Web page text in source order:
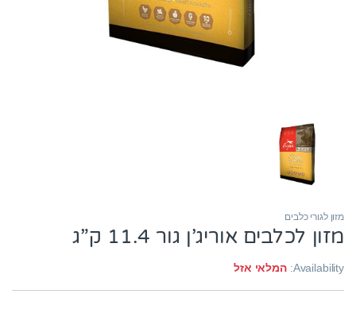
מזון לגורי כלבים
מזון לכלבים אוריג’ן גור 11.4 ק”ג
Availability: המלאי אזל